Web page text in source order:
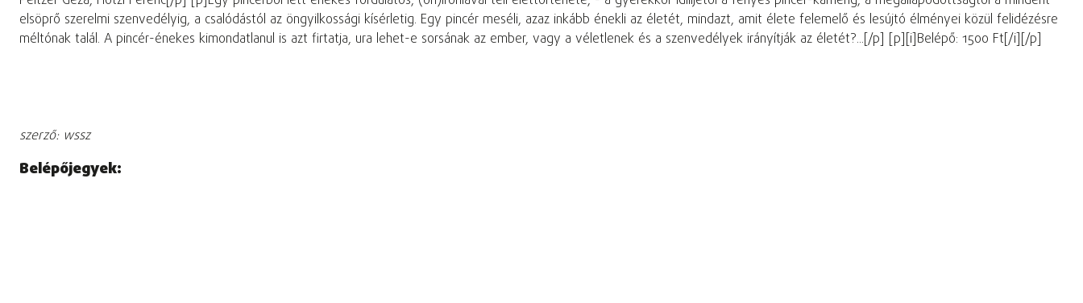
elsöprő szerelmi szenvedélyig, a csalódástól az öngyilkossági kísérletig. Egy pincér meséli, azaz inkább énekli az életét, mindazt, amit élete felemelő és lesújtó élményei közül felidézésre
méltónak talál. A pincér-énekes kimondatlanul is azt firtatja, ura lehet-e sorsának az ember, vagy a véletlenek és a szenvedélyek irányítják az életét?...[/p] [p][i]Belépő: 1500 Ft[/i][/p]
szerző: wssz
Belépőjegyek: